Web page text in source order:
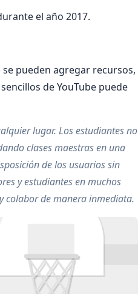
el año 2017.
pueden agregar recursos,
de YouTube puede
lugar. Los estudiantes no
clases maestras en una
de los usuarios sin
y estudiantes en muchos
colabor de manera inmediata.